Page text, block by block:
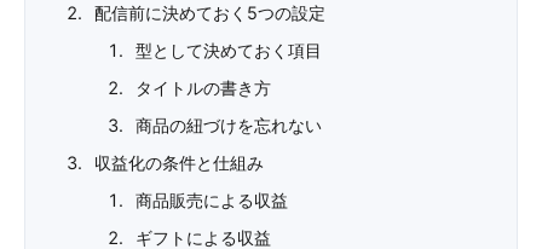
配信前に決めておく5つの設定
型として決めておく項目
タイトルの書き方
商品の紐づけを忘れない
収益化の条件と仕組み
商品販売による収益
ギフトによる収益